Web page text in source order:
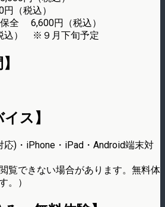
（税込）
全 6,600円（税込）
） ※９月下旬予定
ス】
応)・iPhone・iPad・Android端末対
覧できない場合があります。無料体
。）